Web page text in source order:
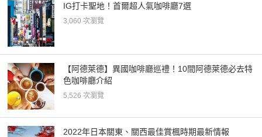
IG打卡聖地！首爾超人氣咖啡廳7選
3,060 次瀏覽
【阿德萊德】異國咖啡廳巡禮！10間阿德萊德必去特
色咖啡廳介紹
5,526 次瀏覽
2022年日本關東、關西最佳賞楓時期最新情報